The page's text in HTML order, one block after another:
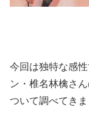
今回は独特な感
ン・椎名林檎さ
ついて調べてきま